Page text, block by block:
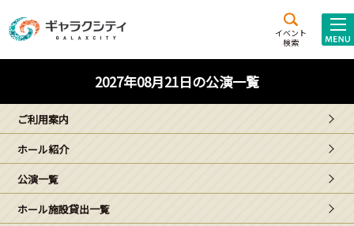
イベント
検索
施設案内
西新井
文化ホール
ギャラクシティとは
こどもみーてぃんぐ
2027年08月21日の公演一覧
ご利用案内
ホール紹介
公演一覧
ホール施設貸出一覧